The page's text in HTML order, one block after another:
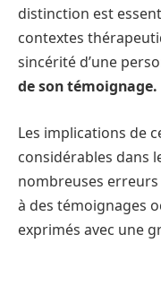
distinction est
contextes
sincérité d’une
de son témoignage.
Les implications de
considérables dans
nombreuses
à des témoignages
exprimés avec une